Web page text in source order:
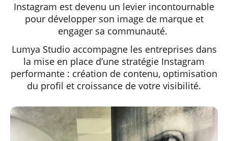
Instagram est devenu un levier incontournable
pour développer son image de marque et
engager sa communauté.
Lumya Studio accompagne les entreprises dans
la mise en place d’une stratégie Instagram
performante : création de contenu, optimisation
du profil et croissance de votre visibilité.